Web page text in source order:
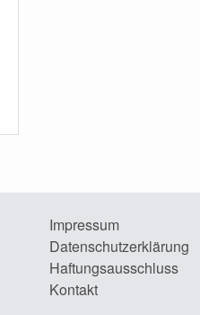
Impressum
Datenschutzerklärung
Haftungsausschluss
Kontakt